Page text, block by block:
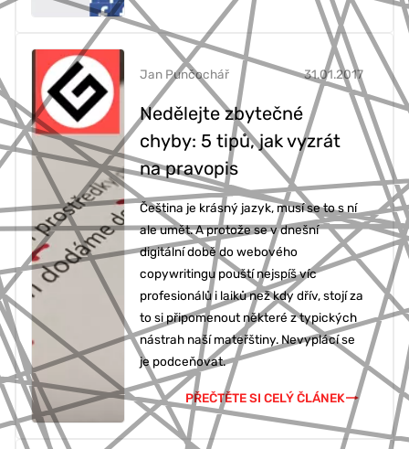
Nedělejte zbytečné
chyby: 5 tipů, jak vyzrát
na pravopis
31.01.2017
Jan Punčochář
Čeština je krásný jazyk, musí se to s ní
ale umět. A protože se v dnešní
digitální době do webového
copywritingu pouští nejspíš víc
profesionálů i laiků než kdy dřív, stojí za
to si připomenout některé z typických
nástrah naší mateřštiny. Nevyplácí se
je podceňovat.
PŘEČTĚTE SI CELÝ ČLÁNEK